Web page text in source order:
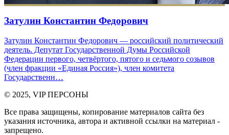
Затулин Константин Федорович
Затулин Константин Федорович — российский политический
деятель. Депутат Государственной Думы Российской
Федерации первого, четвёртого, пятого и седьмого созывов
(член фракции «Единая Россия»), член комитета
Государственн…
© 2025, VIP ПЕРСОНЫ
Все права защищены, копирование материалов сайта без
указания источника, автора и активной ссылки на материал -
запрещено.